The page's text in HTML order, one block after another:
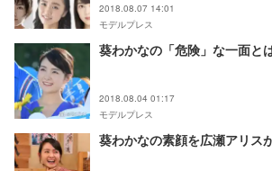
2018.08.07 14:01
モデルプレス
葵わかなの「危険」な一面と
2018.08.04 01:17
モデルプレス
葵わかなの素顔を広瀬アリ